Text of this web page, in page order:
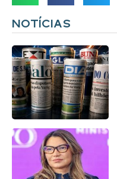
NOTÍCIAS